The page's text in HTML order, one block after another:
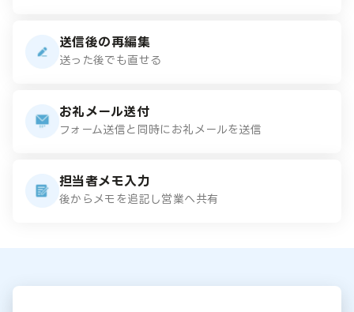
送信後の再編集
送った後でも直せる
お礼メール送付
フォーム送信と同時にお礼メールを送信
担当者メモ入力
後からメモを追記し営業へ共有